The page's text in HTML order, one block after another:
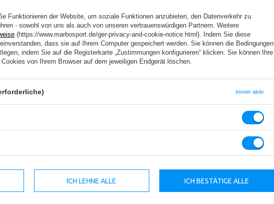
€
2 x 10 kg + 2 x 5 kg - Marbo
280,00 €
Gewichte mit ø30/31 mm
Bohrung | Set 50 kg / 2 x 25 kg -
Marbo Sport
254,00 €
Funktionieren der Website, um soziale Funktionen anzubieten, den Datenverkehr zu
- sowohl von uns als auch von unseren vertrauenswürdigen Partnern. Weitere
(https://www.marbosport.de/ger-privacy-and-cookie-notice.html). Indem Sie diese
dass sie auf Ihrem Computer gespeichert werden. Sie können die Bedingungen
indem Sie auf die Registerkarte „Zustimmungen konfigurieren“ klicken. Sie können Ihre
von Ihrem Browser auf dem jeweiligen Endgerät löschen.
Immer aktiv
ICH LEHNE ALLE ICH BESTÄTIGE ALLE